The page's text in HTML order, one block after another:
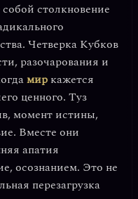
столкновение
. Четверка Кубков
разочарования и
мир кажется
ценного. Туз
момент истины,
Вместе они
апатия
осознанием. Это не
перезагрузка